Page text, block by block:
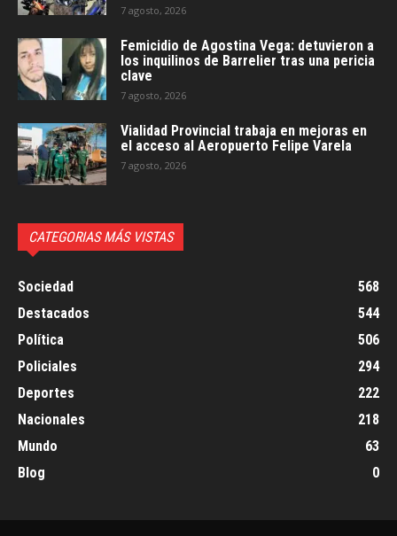
7 agosto, 2026
Femicidio de Agostina Vega: detuvieron a
los inquilinos de Barrelier tras una pericia
clave
7 agosto, 2026
Vialidad Provincial trabaja en mejoras en
el acceso al Aeropuerto Felipe Varela
7 agosto, 2026
CATEGORIAS MÁS VISTAS
Sociedad
568
Destacados
544
Política
506
Policiales
294
Deportes
222
Nacionales
218
Mundo
63
Blog
0